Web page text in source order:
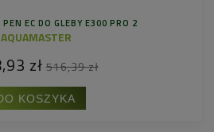
EC DO GLEBY E300 PRO 2
AQUAMASTER
zł 516,39 zł
KOSZYKA